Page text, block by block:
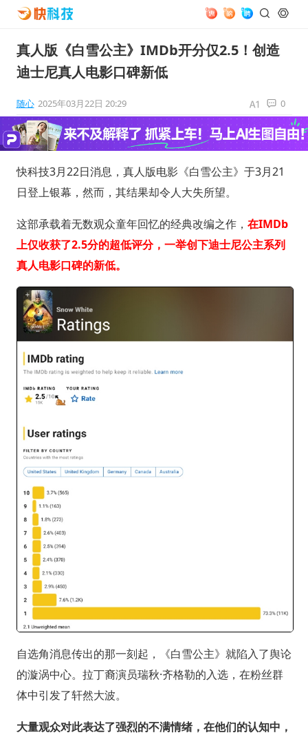
真人版《白雪公主》IMDb开分仅2.5！创造
迪士尼真人电影口碑新低
随心 2025年03月22日 20:29 0
快科技3月22日消息，真人版电影《白雪公主》于3月21
日登上银幕，然而，其结果却令人大失所望。
这部承载着无数观众童年回忆的经典改编之作， 在IMDb
上仅收获了2.5分的超低评分，一举创下迪士尼公主系列
真人电影口碑的新低。
自选角消息传出的那一刻起，《白雪公主》就陷入了舆论
的漩涡中心。拉丁裔演员瑞秋·齐格勒的入选，在粉丝群
体中引发了轩然大波。
大量观众对此表达了强烈的不满情绪，在他们的认知中，